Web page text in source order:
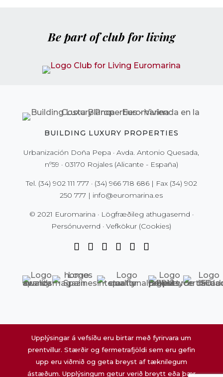
Be part of club for living
BUILDING LUXURY PROPERTIES
Urbanización Doña Pepa · Avda. Antonio Quesada,
nº59 · 03170 Rojales (Alicante - España)
Tel. (34) 902 111 777 · (34) 966 718 686| Fax (34) 902
250 777 | info@euromarina.es
© 2021 Euromarina · Lögfræðileg athugasemd ·
Persónuvernd ·Vefkökur (Cookies)
Upplýsingar á vefsíðu eru birtar með fyrirvara um
prentvillur. Stærðir og fermetrafjöldi sem eru gefin
upp eru viðmið og geta breyst af tæknilegum
ástæðum. Upplýsingum getur verið breytt eða þær